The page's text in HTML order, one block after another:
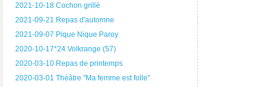
2021-10-18 Cochon grillé
2021-09-21 Repas d'automne
2021-09-07 Pique Nique Paroy
2020-10-17*24 Volkrange (57)
2020-03-10 Repas de printemps
2020-03-01 Théâtre "Ma femme est folle"